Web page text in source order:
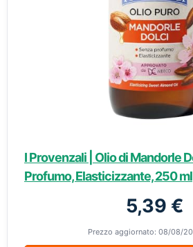
I Provenzali | Olio di Mandorle
Profumo, Elasticizzante, 250 ml
5,39 €
Prezzo aggiornato: 08/08/